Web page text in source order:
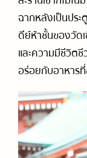
ฉากหลังเป็นประ
ดีย์ห้าชั้นของวัด
และความมีชีวิต
อร่อยกับอาหาร